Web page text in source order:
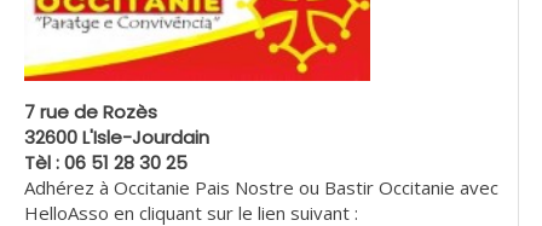
7 rue de Rozès
32600 L'Isle-Jourdain
Tèl : 06 51 28 30 25
Adhérez à Occitanie Pais Nostre ou Bastir Occitanie avec
HelloAsso en cliquant sur le lien suivant :